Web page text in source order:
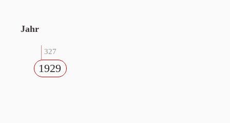
Jahr
327
1929